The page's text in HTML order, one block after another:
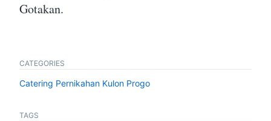
Gotakan.
CATEGORIES
Catering Pernikahan Kulon Progo
TAGS